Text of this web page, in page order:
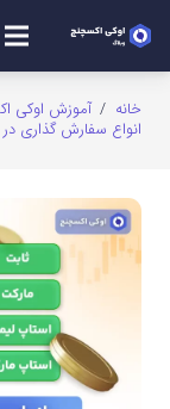
خانه / آموزش اوکی
انواع سفارش گذاری